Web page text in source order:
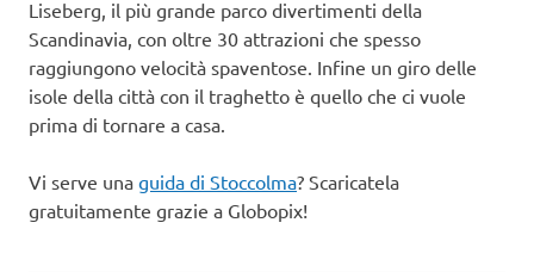
Liseberg, il più grande parco divertimenti della
Scandinavia, con oltre 30 attrazioni che spesso
raggiungono velocità spaventose. Infine un giro delle
isole della città con il traghetto è quello che ci vuole
prima di tornare a casa.
Vi serve una guida di Stoccolma? Scaricatela
gratuitamente grazie a Globopix!